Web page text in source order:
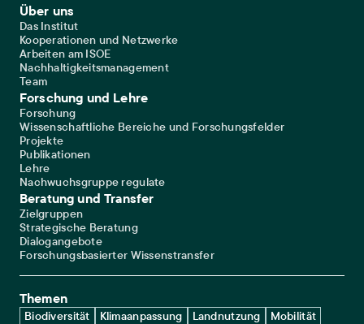
Footer Main Navigation
Über uns
Das Institut
Kooperationen und Netzwerke
Arbeiten am ISOE
Nachhaltigkeitsmanagement
Team
Forschung und Lehre
Forschung
Wissenschaftliche Bereiche und Forschungsfelder
Projekte
Publikationen
Lehre
Nachwuchsgruppe regulate
Beratung und Transfer
Zielgruppen
Strategische Beratung
Dialogangebote
Forschungsbasierter Wissenstransfer
Themen
Biodiversität Klimaanpassung Landnutzung Mobilität